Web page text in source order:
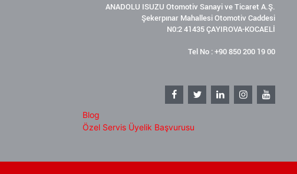
ANADOLU ISUZU Otomotiv Sanayi ve Ticaret A.Ş.
Şekerpınar Mahallesi Otomotiv Caddesi
N0:2 41435 ÇAYIROVA-KOCAELİ
Tel No : +90 850 200 19 00
Blog
Özel Servis Üyelik Başvurusu